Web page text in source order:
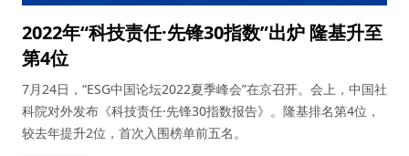
2022年“科技责任·先锋30指数”出炉 隆基升至
第4位
7月24日，“ESG中国论坛2022夏季峰会”在京召开。会上，中国社
科院对外发布《科技责任·先锋30指数报告》。隆基排名第4位，
较去年提升2位，首次入围榜单前五名。